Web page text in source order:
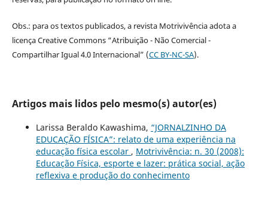
Obs.: para os textos publicados, a revista Motrivivência adota a
licença Creative Commons “Atribuição - Não Comercial -
Compartilhar Igual 4.0 Internacional” (CC BY-NC-SA).
Artigos mais lidos pelo mesmo(s) autor(es)
Larissa Beraldo Kawashima, “JORNALZINHO DA
EDUCAÇÃO FÍSICA”: relato de uma experiência na
educação física escolar , Motrivivência: n. 30 (2008):
Educação Física, esporte e lazer: prática social, ação
reflexiva e produção do conhecimento